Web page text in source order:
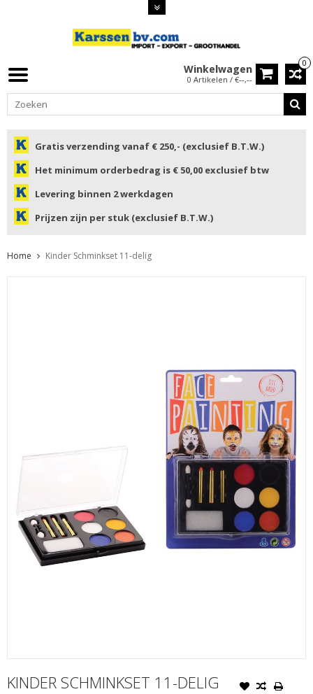
0
Winkelwagen
0 Artikelen / €--,--
Gratis verzending vanaf € 250,- (exclusief B.T.W.)
Het minimum orderbedrag is € 50,00 exclusief btw
Levering binnen 2 werkdagen
Prijzen zijn per stuk (exclusief B.T.W.)
Home Kinder Schminkset 11-delig
KINDER SCHMINKSET 11-DELIG